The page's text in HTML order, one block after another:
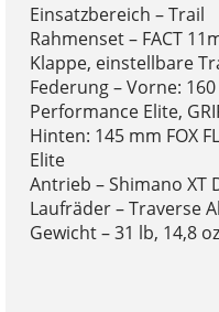
Einsatzbereich – Trail
Rahmenset – FACT
Klappe, einstellbare
Federung – Vorne: 160
Performance Elite,
Hinten: 145 mm FOX
Elite
Antrieb – Shimano XT
Laufräder – Traverse
Gewicht – 31 lb, 14,8 oz